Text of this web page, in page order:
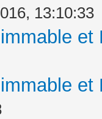
13:10:33